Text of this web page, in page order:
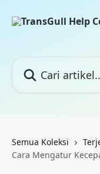
Semua Koleksi
Cara Mengatur